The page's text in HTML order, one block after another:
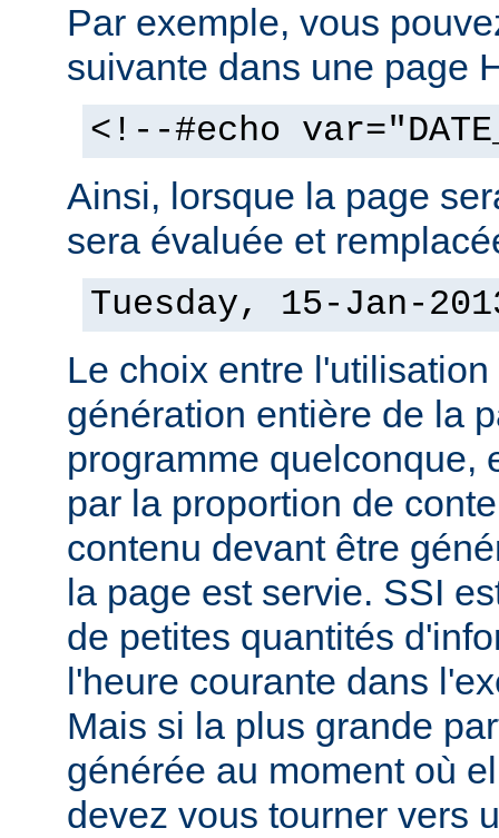
Par exemple, vous
suivante dans une page
<!--#echo
Ainsi, lorsque la page
sera évaluée et
Tuesday, 15-Jan-
Le choix entre
génération entière de la
programme quelconque,
par la proportion de
contenu devant être
la page est servie. SSI
de petites quantités
l'heure courante dans
Mais si la plus grande
générée au moment où
devez vous tourner vers